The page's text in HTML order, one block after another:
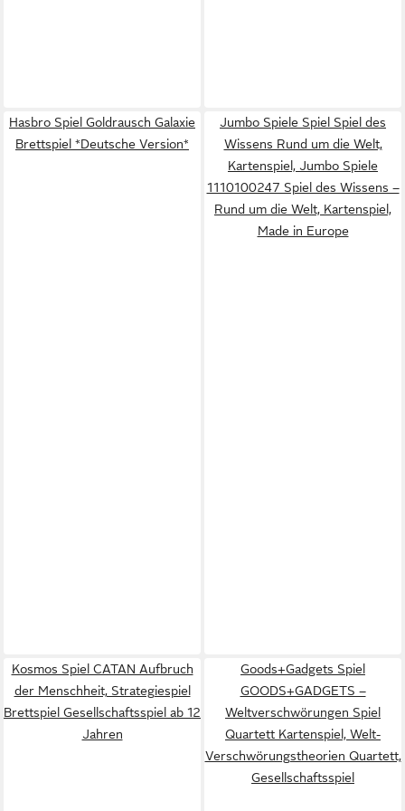
Hasbro Spiel Goldrausch Galaxie
Brettspiel *Deutsche Version*
Jumbo Spiele Spiel Spiel des
Wissens Rund um die Welt,
Kartenspiel, Jumbo Spiele
1110100247 Spiel des Wissens –
Rund um die Welt, Kartenspiel,
Made in Europe
Kosmos Spiel CATAN Aufbruch
der Menschheit, Strategiespiel
Brettspiel Gesellschaftsspiel ab 12
Jahren
Goods+Gadgets Spiel
GOODS+GADGETS –
Weltverschwörungen Spiel
Quartett Kartenspiel, Welt-
Verschwörungstheorien Quartett,
Gesellschaftsspiel